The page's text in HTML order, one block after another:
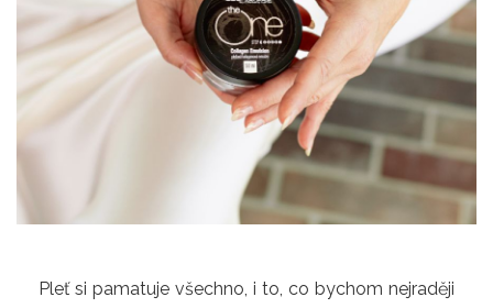
Pleť si pamatuje všechno, i to, co bychom nejraději